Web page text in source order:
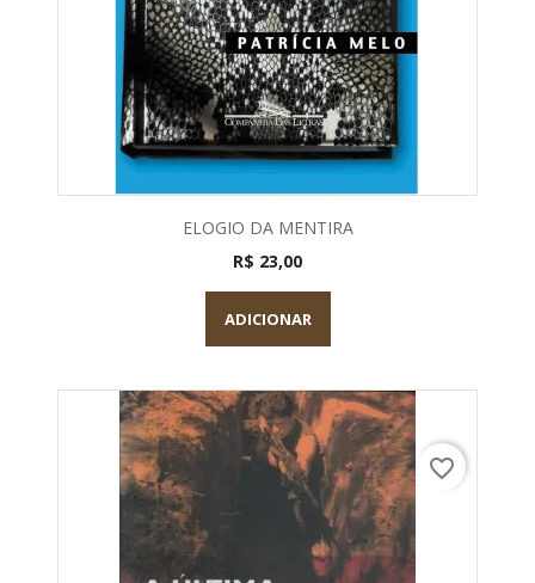
ELOGIO DA MENTIRA
R$ 23,00
ADICIONAR
favorite_border